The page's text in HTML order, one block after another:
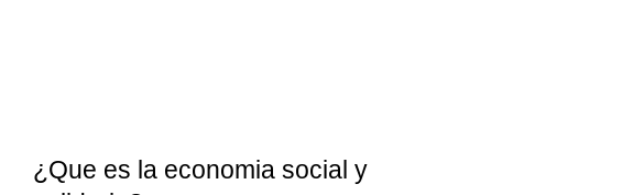
¿Que es la economia social y